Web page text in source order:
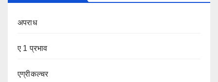
अपराध
ए 1 प्रभाव
एग्रीकल्चर